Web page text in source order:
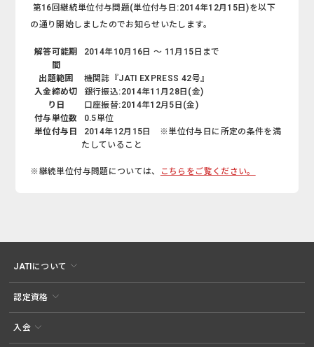
第16回継続単位付与問題(単位付与日:2014年12月15日)を以下
の通り開始しましたのでお知らせいたします。
解答可能期
間
2014年10月16日 ～ 11月15日まで
出題範囲
機関誌『JATI EXPRESS 42号』
入金締め切
り日
銀行振込:2014年11月28日(金)
口座振替:2014年12月5日(金)
付与単位数
0.5単位
単位付与日
2014年12月15日 ※単位付与日に所定の条件を満
たしていること
※継続単位付与問題については、 こちらをご覧ください。
JATIについて
認定資格
入会